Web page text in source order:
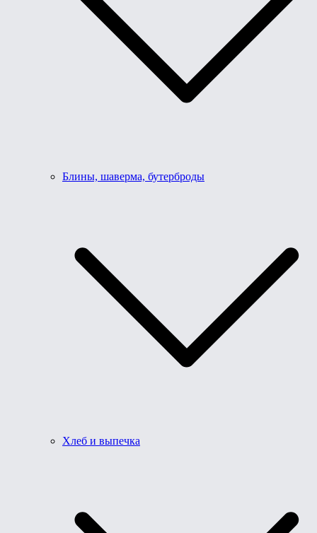
Блины, шаверма, бутерброды
Хлеб и выпечка